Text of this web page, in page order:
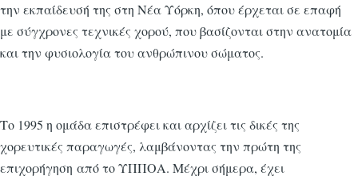
την εκπαίδευσή της στη Νέα Υόρκη, όπου έρχεται σε επαφή
με σύγχρονες τεχνικές χορού, που βασίζονται στην ανατομία
και την φυσιολογία του ανθρώπινου σώματος.
Το 1995 η ομάδα επιστρέφει και αρχίζει τις δικές της
χορευτικές παραγωγές, λαμβάνοντας την πρώτη της
επιχορήγηση από το ΥΠΠΟΑ. Μέχρι σήμερα, έχει